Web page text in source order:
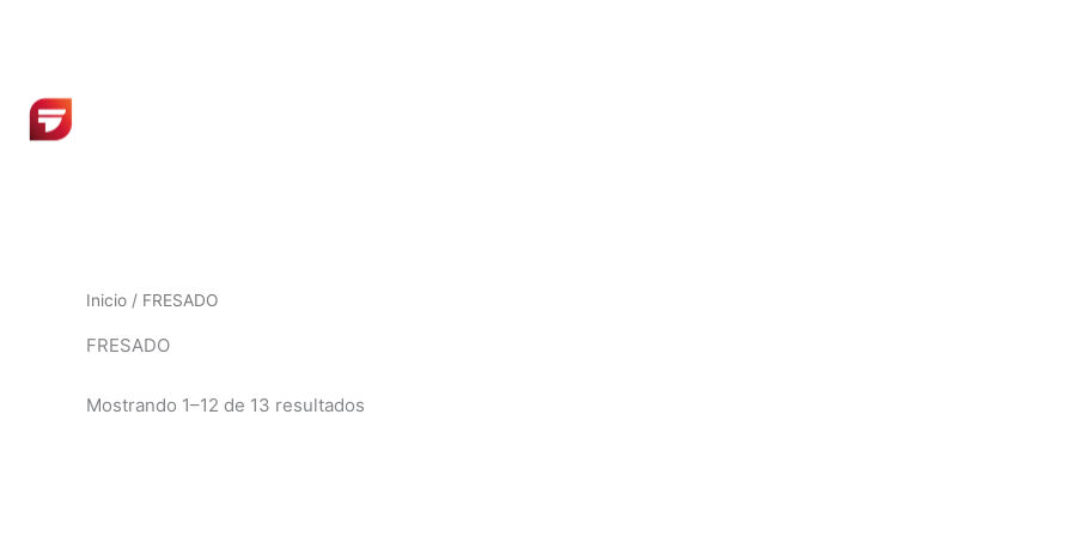
Inicio / FRESADO
FRESADO
Mostrando 1–12 de 13 resultados